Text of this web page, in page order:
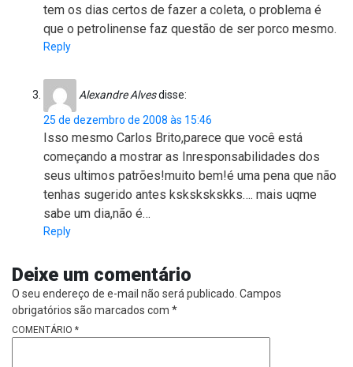
tem os dias certos de fazer a coleta, o problema é
que o petrolinense faz questão de ser porco mesmo.
Reply
Alexandre Alvesdisse:
25 de dezembro de 2008 às 15:46
Isso mesmo Carlos Brito,parece que você está
começando a mostrar as Inresponsabilidades dos
seus ultimos patrões!muito bem!é uma pena que não
tenhas sugerido antes kskskskskks…. mais uqme
sabe um dia,não é…
Reply
Deixe um comentário
O seu endereço de e-mail não será publicado. Campos
obrigatórios são marcados com *
COMENTÁRIO *